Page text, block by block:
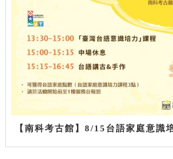
【南科考古館】8/15台語家庭意識